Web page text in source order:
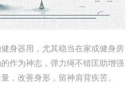
身器用，尤其稳当在家或健身房
作为神志，弹力绳不错匡助增强
，改善身形，留神肩背疾苦。